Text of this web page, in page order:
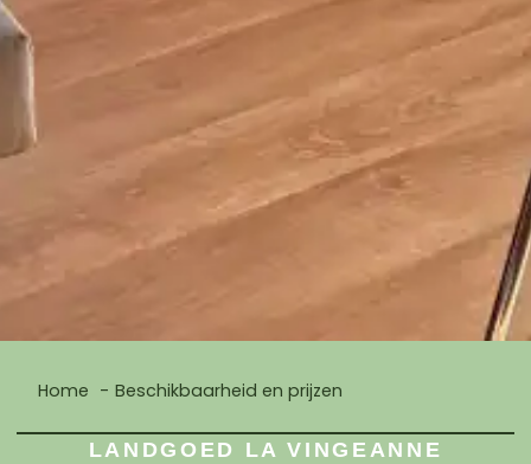
Home Beschikbaarheid en prijzen
LANDGOED LA VINGEANNE